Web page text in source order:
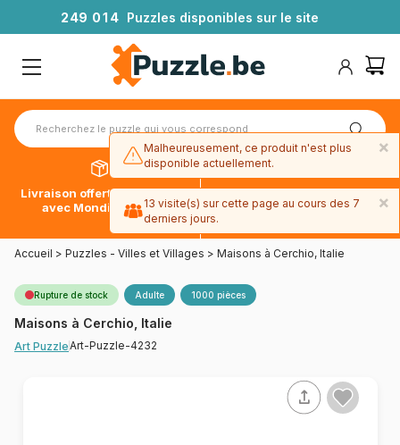
249 01 4 Puzzles disponibles sur le site
Livraison offerte dès 39€*
avec Mondial Relay
Paiement en 4x sans frais
avec Paypal
Accueil > Puzzles - Villes et Villages > Maisons à Cerchio, Italie
Rupture de stock Adulte 1000 pièces
Maisons à Cerchio, Italie
Art PuzzleArt-Puzzle-4232
×
Malheureusement, ce produit n'est plus
disponible actuellement.
×
13 visite(s) sur cette page au cours des 7
derniers jours.